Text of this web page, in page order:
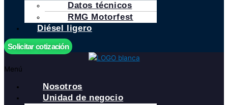
Datos técnicos
RMG Motorfest
Diésel ligero
Solicitar cotización
Menú
Nosotros
Unidad de negocio